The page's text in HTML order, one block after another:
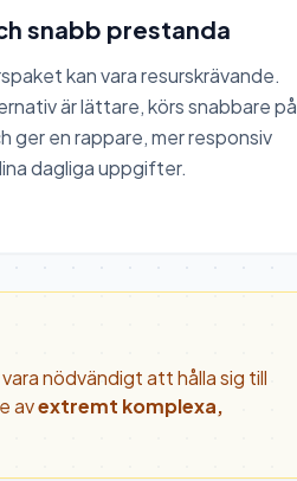
snabb prestanda
kan vara resurskrävande.
är lättare, körs snabbare på
ger en rappare, mer responsiv
dagliga uppgifter.
nödvändigt att hålla sig till
avextremt komplexa,